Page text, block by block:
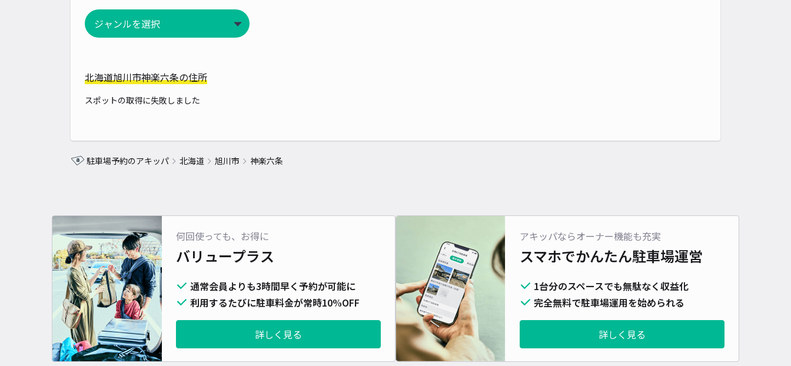
北海道旭川市神楽六条の住所
スポットの取得に失敗しました
駐車場予約のアキッパ 北海道 旭川市 神楽六条
何回使っても、お得に
バリュープラス
通常会員よりも3時間早く予約が可能に
利用するたびに駐車料金が常時10%OFF
詳しく見る
アキッパならオーナー機能も充実
スマホでかんたん駐車場運営
1台分のスペースでも無駄なく収益化
完全無料で駐車場運用を始められる
詳しく見る